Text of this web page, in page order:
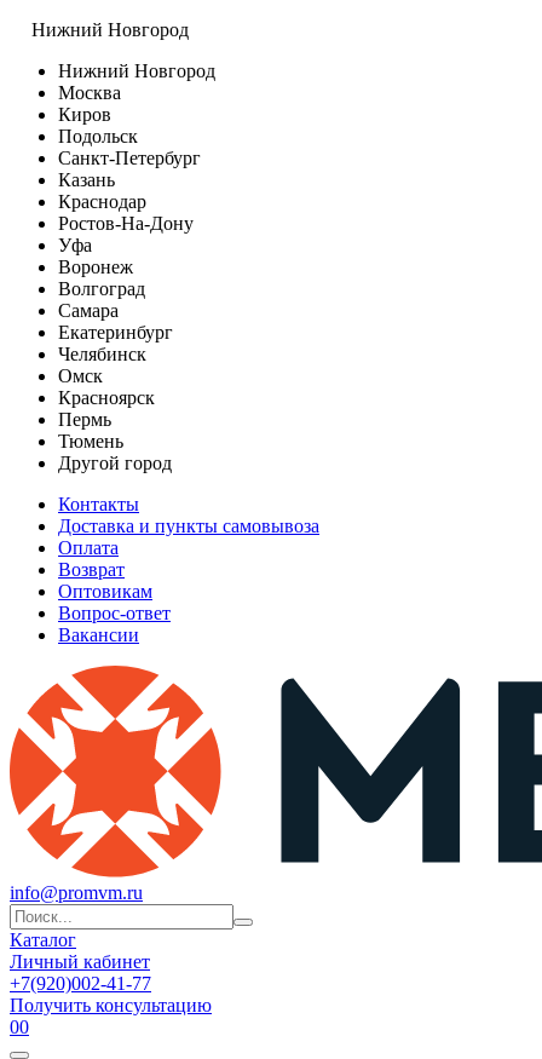
Нижний Новгород
Нижний Новгород
Москва
Киров
Подольск
Санкт-Петербург
Казань
Краснодар
Ростов-На-Дону
Уфа
Воронеж
Волгоград
Самара
Екатеринбург
Челябинск
Омск
Красноярск
Пермь
Тюмень
Другой город
Контакты
Доставка и пункты самовывоза
Оплата
Возврат
Оптовикам
Вопрос-ответ
Вакансии
info@promvm.ru
Каталог
Личный кабинет
+7(920)002-41-77
Получить консультацию
00